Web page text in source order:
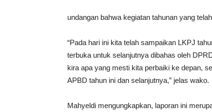
undangan bahwa kegiatan tahunan yang
“Pada hari ini kita telah sampaikan LKPJ
terbuka untuk selanjutnya dibahas oleh
kira apa yang mesti kita perbaiki ke depan,
APBD tahun ini dan selanjutnya,” jelas wako.
Mahyeldi mengungkapkan, laporan ini